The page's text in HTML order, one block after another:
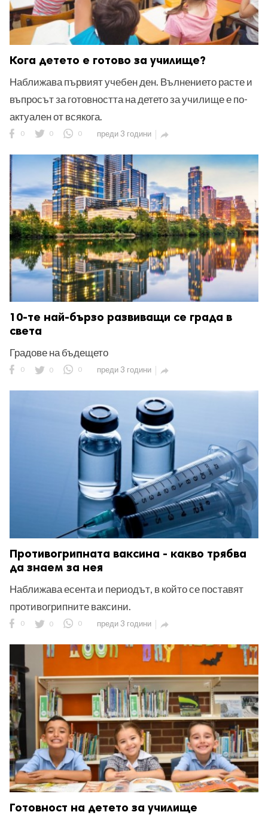
Кога детето е готово за училище?
Наближава първият учебен ден. Вълнението расте и
въпросът за готовността на детето за училище е по-
актуален от всякога.
0 0 0 преди 3 години 
10-те най-бързо развиващи се града в
светa
Градове на бъдещето
0 0 0 преди 3 години 
Противогрипната ваксина - какво трябва
да знаем за нея
Наближава есента и периодът, в който се поставят
противогрипните ваксини.
0 0 0 преди 3 години 
Готовност на детето за училище